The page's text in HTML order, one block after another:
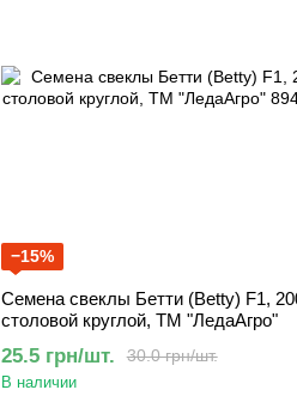
−15%
Семена свеклы Бетти (Betty) F1,
столовой круглой, ТМ "ЛедаАгро"
30.0 грн/шт.
25.5 грн/шт.
В наличии